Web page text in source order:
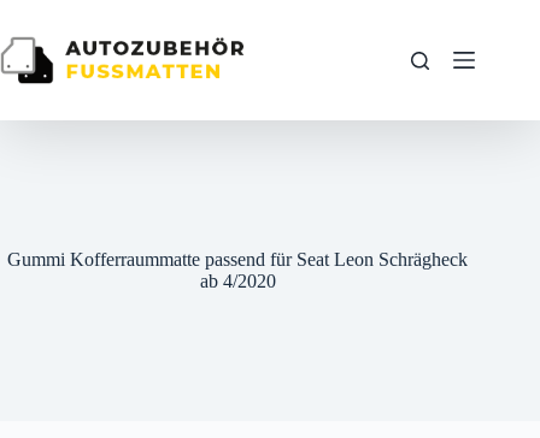
springen
Gummi Kofferraummatte passend für Seat Leon Schrägheck
ab 4/2020